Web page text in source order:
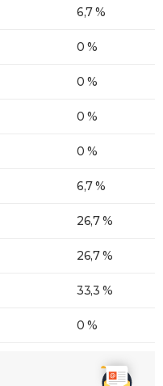
6,7 %
0 %
0 %
0 %
0 %
6,7 %
26,7 %
26,7 %
33,3 %
0 %